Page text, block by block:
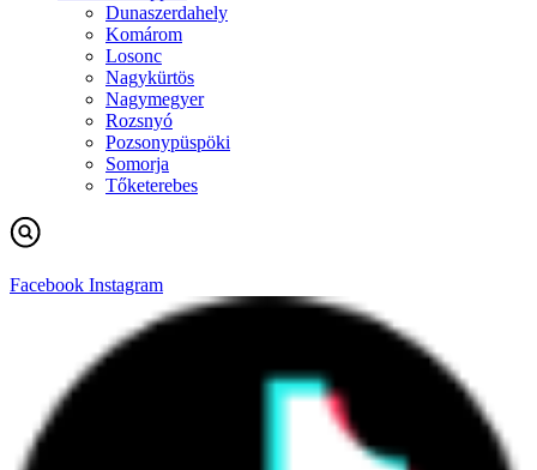
Dunaszerdahely
Komárom
Losonc
Nagykürtös
Nagymegyer
Rozsnyó
Pozsonypüspöki
Somorja
Tőketerebes
Facebook Instagram